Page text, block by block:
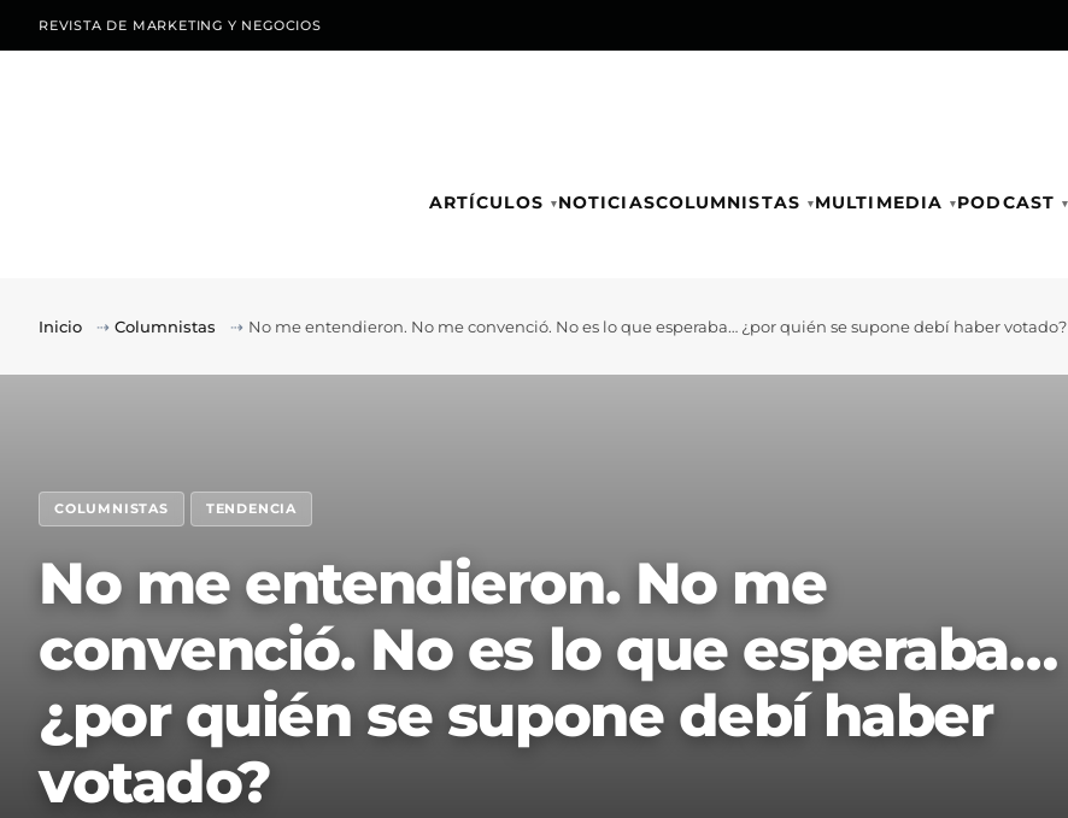
REVISTA DE MARKETING Y NEGOCIOS
ARTÍCULOS NOTICIASCOLUMNISTAS MULTIMEDIA PODCAST
Inicio ⇢ Columnistas ⇢ No me entendieron. No me convenció. No es lo que esperaba… ¿por quién se supone debí haber votado?
COLUMNISTAS TENDENCIA
No me entendieron. No me
convenció. No es lo que esperaba…
¿por quién se supone debí haber
votado?